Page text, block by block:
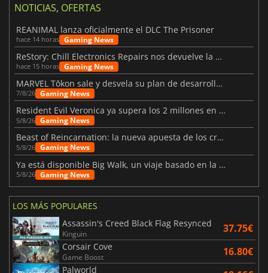
NOTICIAS, OFERTAS
REANIMAL lanza oficialmente el DLC The Prisoner
hace 14 horas Gaming News
ReStory: Chill Electronics Repairs nos devuelve la nostalgia de los 2000
hace 15 horas Gaming News
MARVEL Tōkon sale y desvela su plan de desarrollo para el primer año
7/8/26 Gaming News
Resident Evil Veronica ya supera los 2 millones en listas de deseados
5/8/26 Gaming News
Beast of Reincarnation: la nueva apuesta de los creadores de Pokémon
5/8/26 Gaming News
Ya está disponible Big Walk, un viaje basado en la amistad
5/8/26 Gaming News
LOS MÁS POPULARES
Assassin's Creed Black Flag Resynced
Kinguin 37.75€
Corsair Cove
Game Boost 16.80€
Palworld